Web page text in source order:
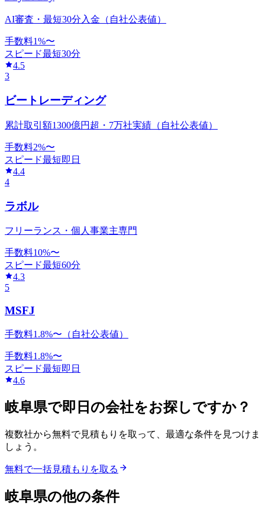
AI審査・最短30分入金（自社公表値）
手数料1%〜
スピード最短30分
4.5
3
ビートレーディング
累計取引額1300億円超・7万社実績（自社公表値）
手数料2%〜
スピード最短即日
4.4
4
ラボル
フリーランス・個人事業主専門
手数料10%〜
スピード最短60分
4.3
5
MSFJ
手数料1.8%〜（自社公表値）
手数料1.8%〜
スピード最短即日
4.6
岐阜県で即日 の会社をお探しですか？
複数社から無料で見積もりを取って、最適な条件を見つけま
しょう。
無料で一括見積もりを取る
岐阜県の他の条件